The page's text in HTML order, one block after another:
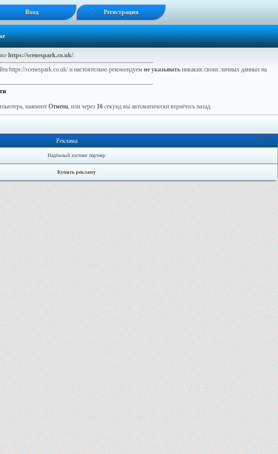
Вход Регистрация
https://scenespark.co.uk/.
https://scenespark.co.uk/ и настоятельно рекомендуем не указывать никаких своих личных данных на
.
нажмите Отмена, или через 16 секунд вы автоматически вернётесь назад.
Онлайн: 2
Реклама
Надёжный хостинг партнер
Купить рекламу